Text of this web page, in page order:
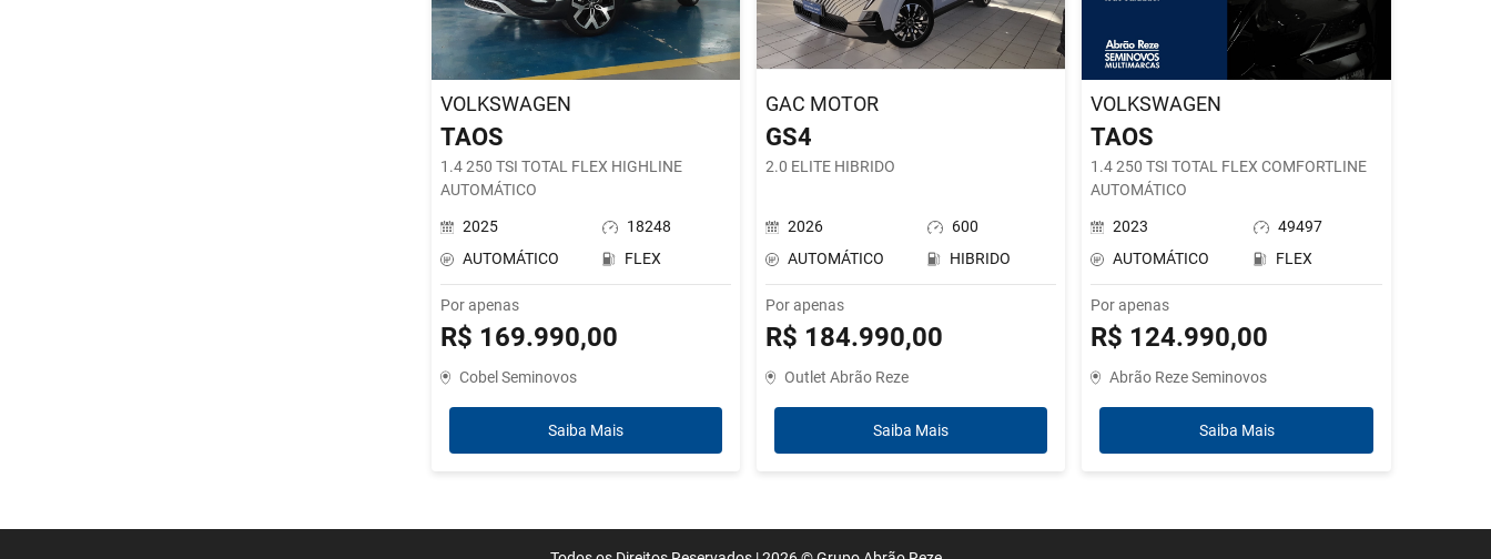
VOLKSWAGEN
TAOS
1.4 250 TSI TOTAL FLEX HIGHLINE
AUTOMÁTICO
2025
18248
AUTOMÁTICO
FLEX
Por apenas
R$ 169.990,00
Cobel Seminovos
Saiba Mais
GAC MOTOR
GS4
2.0 ELITE HIBRIDO
2026
600
AUTOMÁTICO
HIBRIDO
Por apenas
R$ 184.990,00
Outlet Abrão Reze
Saiba Mais
VOLKSWAGEN
TAOS
1.4 250 TSI TOTAL FLEX COMFORTLINE
AUTOMÁTICO
2023
49497
AUTOMÁTICO
FLEX
Por apenas
R$ 124.990,00
Abrão Reze Seminovos
Saiba Mais